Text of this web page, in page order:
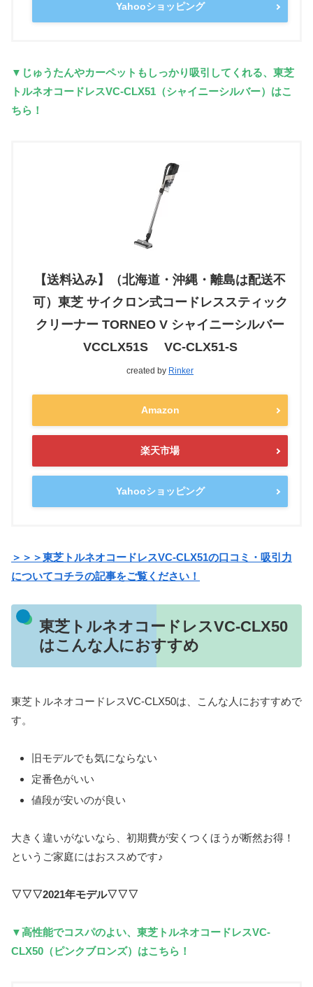
Yahooショッピング
▼じゅうたんやカーペットもしっかり吸引してくれる、東芝
トルネオコードレスVC-CLX51（シャイニーシルバー）はこ
ちら！
【送料込み】（北海道・沖縄・離島は配送不
可）東芝 サイクロン式コードレススティック
クリーナー TORNEO V シャイニーシルバー
VCCLX51S VC-CLX51-S
created by Rinker
Amazon
楽天市場
Yahooショッピング
＞＞＞東芝トルネオコードレスVC-CLX51の口コミ・吸引力
についてコチラの記事をご覧ください！
東芝トルネオコードレスVC-CLX50
はこんな人におすすめ
東芝トルネオコードレスVC-CLX50は、こんな人におすすめで
す。
旧モデルでも気にならない
定番色がいい
値段が安いのが良い
大きく違いがないなら、初期費が安くつくほうが断然お得！
というご家庭にはおススめです♪
▽▽▽2021年モデル▽▽▽
▼高性能でコスパのよい、東芝トルネオコードレスVC-
CLX50（ピンクブロンズ）はこちら！